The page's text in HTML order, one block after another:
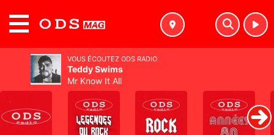
VOUS ÉCOUTEZ ODS RADIO
Teddy Swims
Mr Know It All